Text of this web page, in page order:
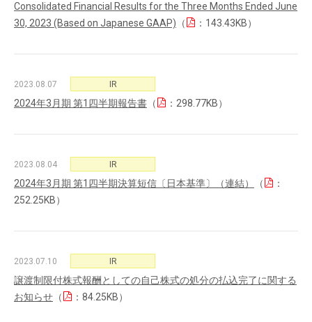
Consolidated Financial Results for the Three Months Ended June
30, 2023 (Based on Japanese GAAP) （ ：143.43KB）
2023.08.07 IR
2024年3月期 第1四半期報告書 （ ：298.77KB）
2023.08.04 IR
2024年3月期 第1四半期決算短信〔日本基準〕（連結） （
：
252.25KB）
2023.07.10 IR
譲渡制限付株式報酬としての自己株式の処分の払込完了に関する
お知らせ （ ：84.25KB）